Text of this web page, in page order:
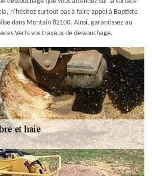
n’hésitez surtout pas à faire appel à Baptiste
dans Montain 82100. Ainsi, garantissez au
Verts vos travaux de dessouchage.